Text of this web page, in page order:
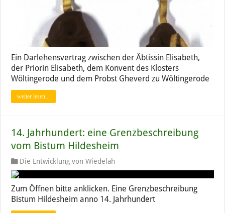
Ein Darlehensvertrag zwischen der Äbtissin Elisabeth,
der Priorin Elisabeth, dem Konvent des Klosters
Wöltingerode und dem Probst Gheverd zu Wöltingerode
weiter lesen...
14. Jahrhundert: eine Grenzbeschreibung
vom Bistum Hildesheim
Die Entwicklung von Wiedelah
Zum Öffnen bitte anklicken. Eine Grenzbeschreibung
Bistum Hildesheim anno 14. Jahrhundert